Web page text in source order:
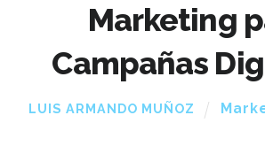
Marketing
Campañas
LUIS ARMANDO MUÑOZ